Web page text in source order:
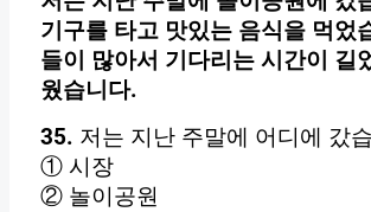
기구를 타고 맛있는 음식을 먹었
들이 많아서 기다리는 시간이 길
웠습니다.
35. 저는 지난 주말에 어디에 갔
① 시장
② 놀이공원